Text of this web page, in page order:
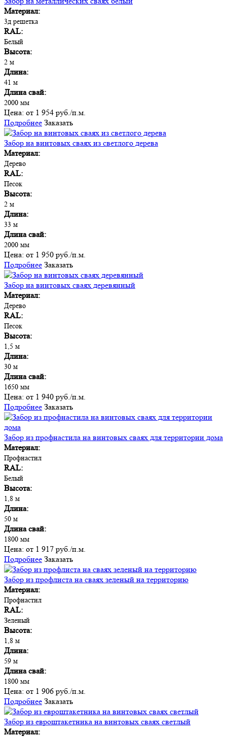
Материал:
3д решетка
RAL:
Белый
Высота:
2 м
Длина:
41 м
Длина свай:
2000 мм
Цена: от 1 954 руб./п.м.
Подробнее Заказать
Забор на винтовых сваях из светлого дерева
Материал:
Дерево
RAL:
Песок
Высота:
2 м
Длина:
33 м
Длина свай:
2000 мм
Цена: от 1 950 руб./п.м.
Подробнее Заказать
Забор на винтовых сваях деревянный
Материал:
Дерево
RAL:
Песок
Высота:
1,5 м
Длина:
30 м
Длина свай:
1650 мм
Цена: от 1 940 руб./п.м.
Подробнее Заказать
Забор из профнастила на винтовых сваях для территории дома
Материал:
Профнастил
RAL:
Белый
Высота:
1,8 м
Длина:
50 м
Длина свай:
1800 мм
Цена: от 1 917 руб./п.м.
Подробнее Заказать
Забор из профлиста на сваях зеленый на территорию
Материал:
Профнастил
RAL:
Зеленый
Высота:
1,8 м
Длина:
59 м
Длина свай:
1800 мм
Цена: от 1 906 руб./п.м.
Подробнее Заказать
Забор из евроштакетника на винтовых сваях светлый
Материал: